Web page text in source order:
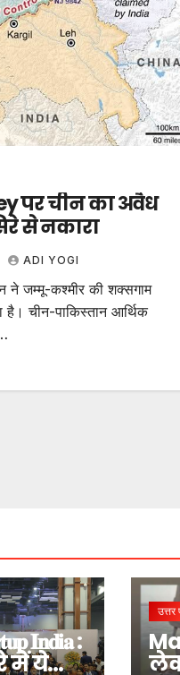
पर चीन का अवैध
से नकारा
ADI YOGI
जम्मू-कश्मीर की शक्सगाम
है। चीन-पाकिस्तान आर्थिक
𝐈𝐧𝐝𝐢𝐚 :
में ये